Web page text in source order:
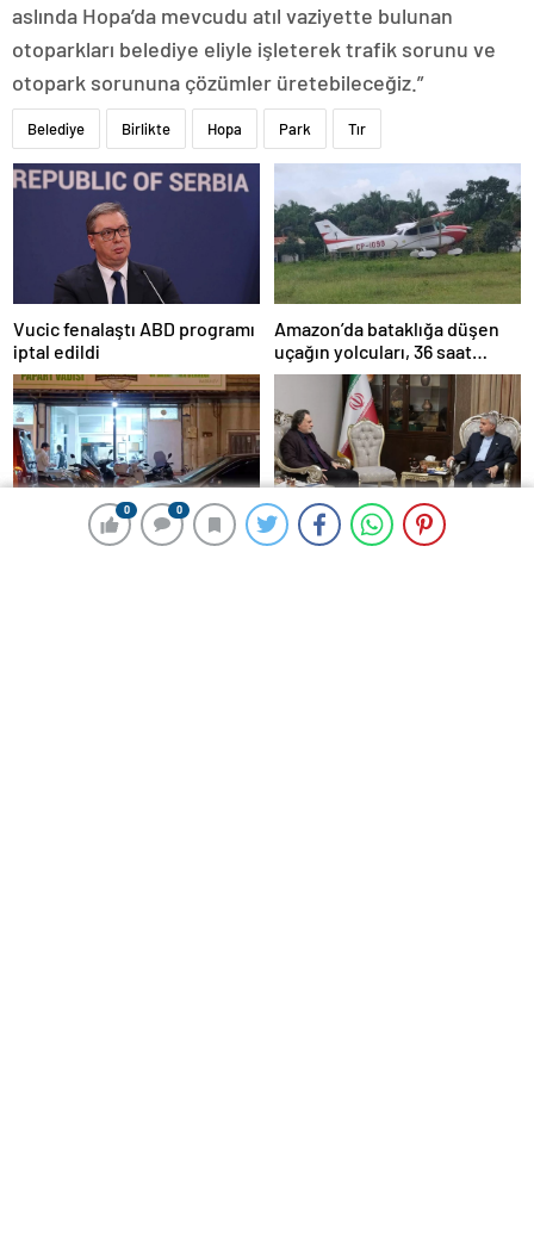
0 0
0 0
aslında Hopa’da mevcudu atıl vaziyette bulunan
otoparkları belediye eliyle işleterek trafik sorunu ve
otopark sorununa çözümler üretebileceğiz.”
Belediye Birlikte Hopa Park Tır
Vucic fenalaştı ABD programı
iptal edildi
Amazon’da bataklığa düşen
uçağın yolcuları, 36 saat
kurtarılmayı bekledi
İnegöl’de Kavga: Bıçaklama
Türkiye ve İran’dan İşbirliği